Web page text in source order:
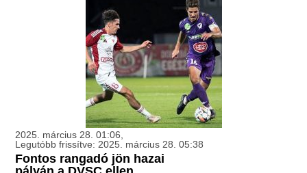
2025. március 28. 01:06,
Legutóbb frissítve: 2025. március 28. 05:38
Fontos rangadó jön hazai